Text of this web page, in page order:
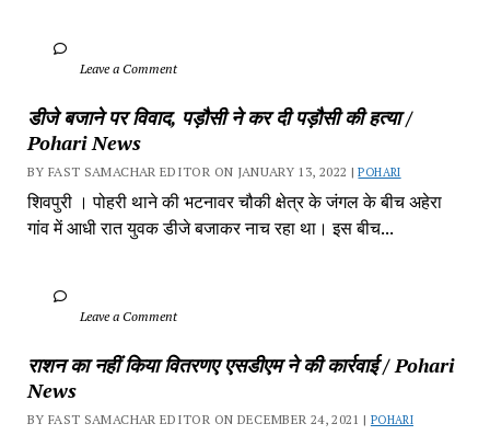
		Leave a Comment
डीजे बजाने पर विवाद, पड़ौसी ने कर दी पड़ौसी की हत्या /
Pohari News
BY FAST SAMACHAR EDITOR ON JANUARY 13, 2022 | POHARI
शिवपुरी‎ । पोहरी थाने की भटनावर चौकी क्षेत्र‎ के जंगल के बीच अहेरा
गांव में‎ आधी रात युवक डीजे बजाकर‎ नाच रहा था। इस बीच...
		Leave a Comment
राशन का नहीं किया वितरणए एसडीएम ने की कार्रवाई / Pohari
News
BY FAST SAMACHAR EDITOR ON DECEMBER 24, 2021 | POHARI